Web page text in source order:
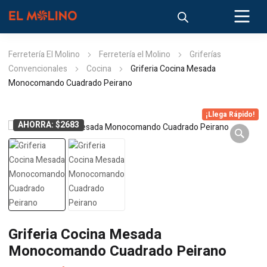
Ferretería El Molino Ferretería el Molino
Griferías
Convencionales
Cocina
Griferia Cocina Mesada
Monocomando Cuadrado Peirano
AHORRA: $2683
¡Llega Rápido!
Griferia Cocina Mesada
Monocomando Cuadrado Peirano